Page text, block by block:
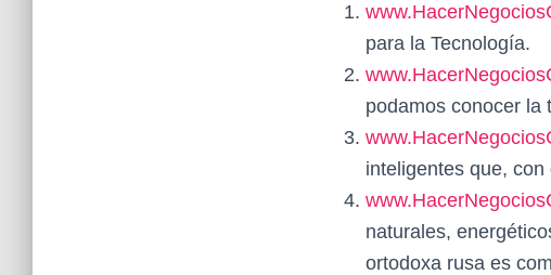
para la Tecnología.
podamos conocer la
inteligentes que,
naturales,
ortodoxa rusa es